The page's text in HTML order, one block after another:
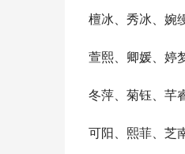
檀冰、秀冰、婉
萱熙、卿媛、婷
冬萍、菊钰、芊
可阳、熙菲、芝